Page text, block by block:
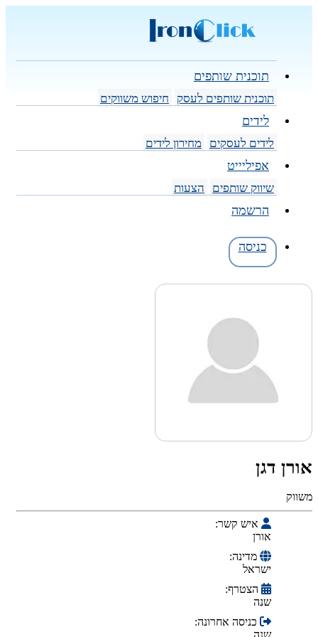
תוכנית שותפים
תוכנית שותפים לעסק חיפוש משווקים
לידים
לידים לעסקים מחירון לידים
אפיליייט
שיווק שותפים הצעות
הרשמה
כניסה
דגן
איש קשר:
אורן
מדינה:
ישראל
הצטרף:
שנה
כניסה אחרונה:
שנה